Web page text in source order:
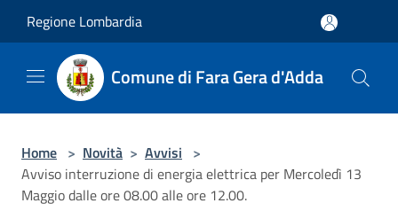
Regione Lombardia
Comune di Fara Gera d'Adda
Home > Novità > Avvisi >
Avviso interruzione di energia elettrica per Mercoledì 13
Maggio dalle ore 08.00 alle ore 12.00.